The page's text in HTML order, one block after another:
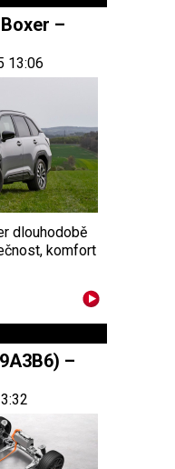
–
13:06
dlouhodobě
komfort
–